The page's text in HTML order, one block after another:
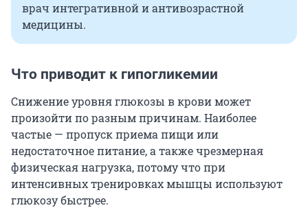
врач интегративной и антивозрастной
медицины.
Что приводит к гипогликемии
Снижение уровня глюкозы в крови может
произойти по разным причинам. Наиболее
частые — пропуск приема пищи или
недостаточное питание, а также чрезмерная
физическая нагрузка, потому что при
интенсивных тренировках мышцы используют
глюкозу быстрее.